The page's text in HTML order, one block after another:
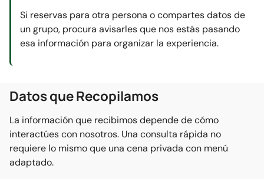
Si reservas para otra persona o compartes datos de
un grupo, procura avisarles que nos estás pasando
esa información para organizar la experiencia.
Datos que Recopilamos
La información que recibimos depende de cómo
interactúes con nosotros. Una consulta rápida no
requiere lo mismo que una cena privada con menú
adaptado.